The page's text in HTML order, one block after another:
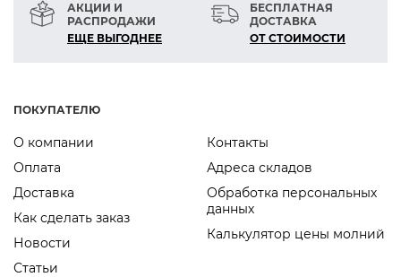
АКЦИИ И
РАСПРОДАЖИ
ЕЩЕ ВЫГОДНЕЕ
БЕСПЛАТНАЯ
ДОСТАВКА
ОТ СТОИМОСТИ
ПОКУПАТЕЛЮ
О компании
Оплата
Доставка
Как сделать заказ
Новости
Статьи
Контакты
Адреса складов
Обработка персональных
данных
Калькулятор цены молний